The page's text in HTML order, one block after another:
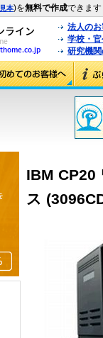
見本)を無料で作成できます
法人の
学校・
研究機
IBM CP20
ス